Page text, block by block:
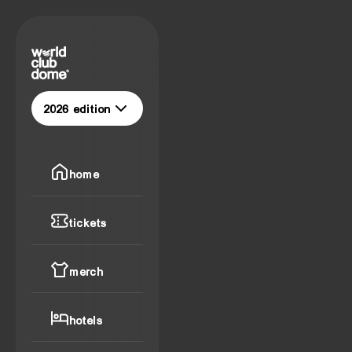
Homepage
2026 edition
home
tickets
merch
hotels